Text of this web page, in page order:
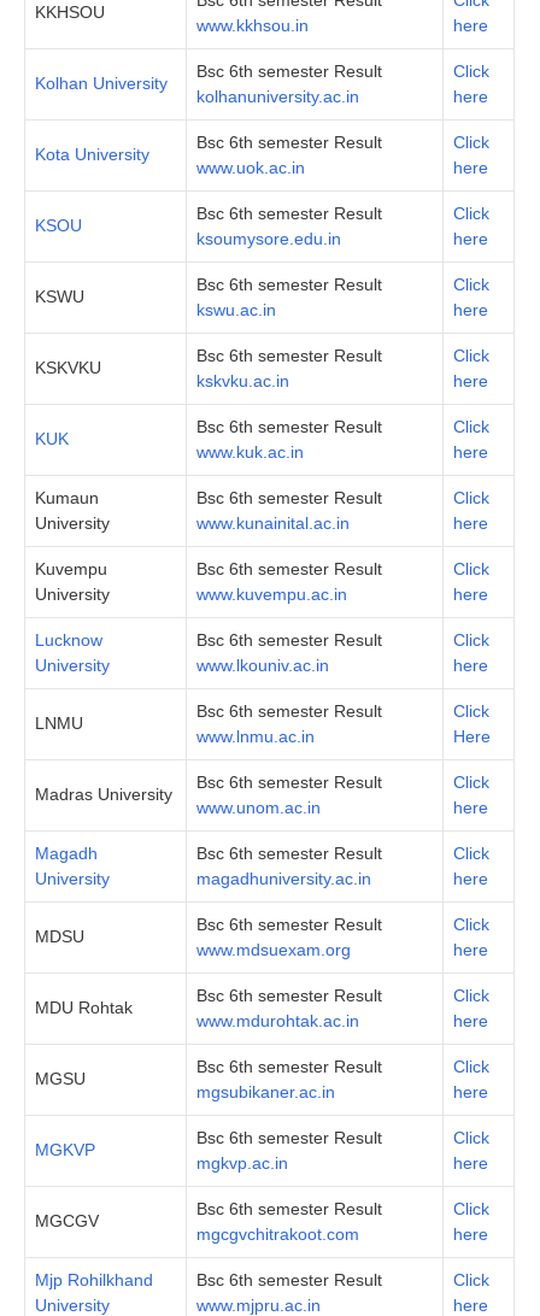
KKHSOU
www.kkhsou.in
here
Kolhan University
Bsc 6th semester Result
kolhanuniversity.ac.in
Click
here
Kota University
Bsc 6th semester Result
www.uok.ac.in
Click
here
KSOU
Bsc 6th semester Result
ksoumysore.edu.in
Click
here
KSWU
Bsc 6th semester Result
kswu.ac.in
Click
here
KSKVKU
Bsc 6th semester Result
kskvku.ac.in
Click
here
KUK
Bsc 6th semester Result
www.kuk.ac.in
Click
here
Kumaun
University
Bsc 6th semester Result
www.kunainital.ac.in
Click
here
Kuvempu
University
Bsc 6th semester Result
www.kuvempu.ac.in
Click
here
Lucknow
University
Bsc 6th semester Result
www.lkouniv.ac.in
Click
here
LNMU
Bsc 6th semester Result
www.lnmu.ac.in
Click
Here
Madras University
Bsc 6th semester Result
www.unom.ac.in
Click
here
Magadh
University
Bsc 6th semester Result
magadhuniversity.ac.in
Click
here
MDSU
Bsc 6th semester Result
www.mdsuexam.org
Click
here
MDU Rohtak
Bsc 6th semester Result
www.mdurohtak.ac.in
Click
here
MGSU
Bsc 6th semester Result
mgsubikaner.ac.in
Click
here
MGKVP
Bsc 6th semester Result
mgkvp.ac.in
Click
here
MGCGV
Bsc 6th semester Result
mgcgvchitrakoot.com
Click
here
Mjp Rohilkhand
University
Bsc 6th semester Result
www.mjpru.ac.in
Click
here